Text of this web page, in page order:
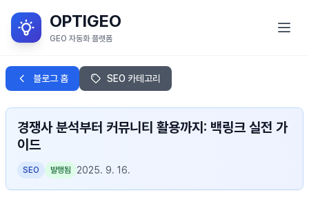
OPTIGEO
GEO 자동화 플랫폼
GEO란?
서비스 목적
OPTIGEO 소개
OPTIGEO 세부 기능
블로그 홈 SEO 카테고리
경쟁사 분석부터 커뮤니티 활용까지: 백링크 실전 가
이드
SEO 발행됨 2025. 9. 16.